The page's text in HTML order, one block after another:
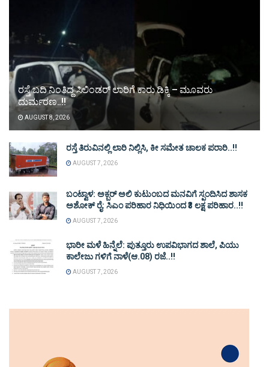
ರಸ್ತೆ ಬದಿ ನಿಂತಿದ್ದ ಸಿಲಿಂಡರ್ ಲಾರಿಗೆ ಕಾರು ಡಿಕ್ಕಿ – ಮೂವರು
ದುರ್ಮರಣ..!!
AUGUST 8, 2026
ರಸ್ತೆ ತಿರುವಿನಲ್ಲಿ ಲಾರಿ ನಿಲ್ಲಿಸಿ, ಕೀ ಸಮೇತ ಚಾಲಕ ಪರಾರಿ..!!
AUGUST 7, 2026
ಬಂಟ್ವಾಳ: ಅಕ್ಬರ್ ಅಲಿ ಕುಟುಂಬದ ಮನವಿಗೆ ಸ್ಪಂದಿಸಿದ ಶಾಸಕ
ಅಶೋಕ್ ರೈ: ಸಿಎಂ ಪರಿಹಾರ ನಿಧಿಯಿಂದ ₹3 ಲಕ್ಷ ಪರಿಹಾರ..!!
AUGUST 7, 2026
ಭಾರೀ ಮಳೆ ಹಿನ್ನೆಲೆ: ಪುತ್ತೂರು ಉಪವಿಭಾಗದ ಶಾಲೆ, ಪಿಯು
ಕಾಲೇಜು ಗಳಿಗೆ ನಾಳೆ(ಆ.08) ರಜೆ..!!
AUGUST 7, 2026